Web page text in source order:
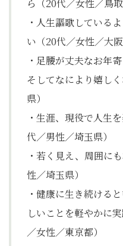
ら（20代／女性／鳥取
・人生謳歌している
い（20代／女性／大阪
・足腰が丈夫なお年
そしてなにより嬉し
県）
・生涯、現役で人生
代／男性／埼玉県）
・若く見え、周囲に
性／埼玉県）
・健康に生き続ける
しいことを軽やかに
／女性／東京都）